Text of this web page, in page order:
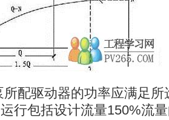
所配驱动器的功率应满足
行包括设计流量150%流